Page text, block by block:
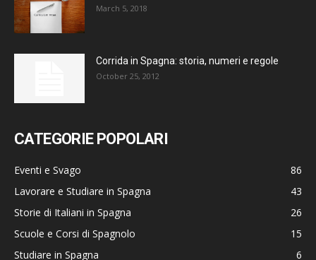
March 5, 2018
Corrida in Spagna: storia, numeri e regole
October 25, 2012
CATEGORIE POPOLARI
Eventi e Svago
86
Lavorare e Studiare in Spagna
43
Storie di Italiani in Spagna
26
Scuole e Corsi di Spagnolo
15
Studiare in Spagna
6